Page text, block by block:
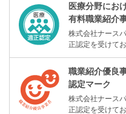
医療分野にお
有料職業紹介
株式会社ナース
正認定を受けてお
職業紹介優良
認定マーク
株式会社ナース
正認定を受けてお